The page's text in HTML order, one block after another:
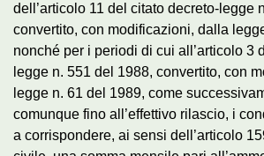
dell’articolo 11 del citato decreto-legge
convertito, con modificazioni, dalla
nonché per i periodi di cui all’articolo 3
legge n. 551 del 1988, convertito, con
legge n. 61 del 1989, come
comunque fino all’effettivo rilascio, i
a corrispondere, ai sensi dell’articolo